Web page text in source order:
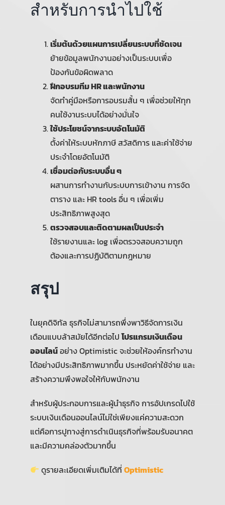
สำหรับการนำไปใช้
เริ่มต้นด้วยแผนการเปลี่ยนระบบที่ชัดเจน
ย้ายข้อมูลพนักงานอย่างเป็นระบบเพื่อ
ป้องกันข้อผิดพลาด
ฝึกอบรมทีม HR และพนักงาน
จัดทำคู่มือหรือการอบรมสั้น ๆ เพื่อช่วยให้ทุก
คนใช้งานระบบได้อย่างมั่นใจ
ใช้ประโยชน์จากระบบอัตโนมัติ
ตั้งค่าให้ระบบหักภาษี สวัสดิการ และค่าใช้จ่าย
ประจำโดยอัตโนมัติ
เชื่อมต่อกับระบบอื่น ๆ
ผสานการทำงานกับระบบการเข้างาน การจัด
ตาราง และ HR tools อื่น ๆ เพื่อเพิ่ม
ประสิทธิภาพสูงสุด
ตรวจสอบและติดตามผลเป็นประจำ
ใช้รายงานและ log เพื่อตรวจสอบความถูก
ต้องและการปฏิบัติตามกฎหมาย
สรุป
ในยุคดิจิทัล ธุรกิจไม่สามารถพึ่งพาวิธีจัดการเงิน
เดือนแบบล้าสมัยได้อีกต่อไปโปรแกรมเงินเดือน
ออนไลน์อย่าง Optimistic จะช่วยให้องค์กรทำงาน
ได้อย่างมีประสิทธิภาพมากขึ้น ประหยัดค่าใช้จ่าย และ
สร้างความพึงพอใจให้กับพนักงาน
สำหรับผู้ประกอบการและผู้นำธุรกิจ การอัปเกรดไปใช้
ระบบเงินเดือนออนไลน์ไม่ใช่เพียงแค่ความสะดวก
แต่คือการปูทางสู่การดำเนินธุรกิจที่พร้อมรับอนาคต
และมีความคล่องตัวมากขึ้น
ดูรายละเอียดเพิ่มเติมได้ที่Optimistic